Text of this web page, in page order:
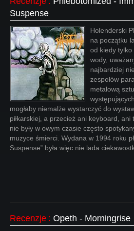
Suspense
Holenderski
na początku
od kiedy tylko
wody,
najbardziej
zespołów
metalową
mogłaby niemalże wystarczyć do
piłkarskiej, a przecież ani keyboard,
nie były w owym czasie często
muzyce śmierci. Wydana w 1994 roku
Suspense” była więc nie lada
Recenzje : Opeth - Morningrise